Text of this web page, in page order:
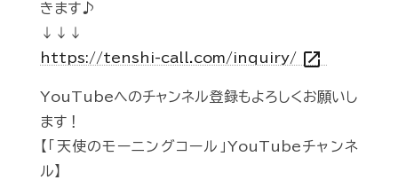
きます♪
↓↓↓
https://tenshi-call.com/inquiry/ open_in_new
YouTubeへのチャンネル登録もよろしくお願いし
ます！
【「天使のモーニングコール」YouTubeチャンネ
ル】